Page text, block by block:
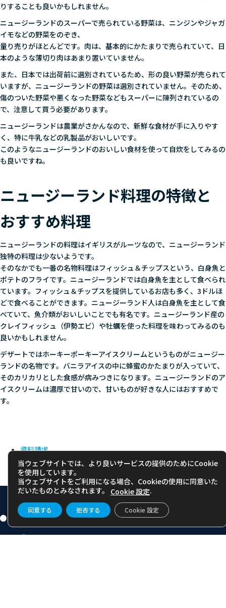
りすることも良いかもしれません。
ニュージーランドのスーパーで売られている野菜は、ニンジンやジャガ
イモなどの野菜をのぞき、
量り売りがほとんどです。肉は、基本的にかたまりで売られていて、日
本のような薄切り肉はあまり置いていません。
また、日本では出荷前に選別されているため、形の良い野菜が売られて
いますが、ニュージーランドの野菜は選別されていません。そのため、
傷のついた野菜や悪くなった野菜などもスーパーに陳列されているの
で、注意して買う必要があります。
ニュージーランドは農業がさかんなので、新鮮な食材が手に入りやす
く、特に牛乳などの乳製品がおいしいです。
このようなニュージーランドのおいしい食材を使って自炊をしてみるの
も良いですね。
ニュージーランド料理の特徴と
おすすめ料理
ニュージーランドの料理はイギリスがルーツなので、ニュージーランド
独特の料理は少ないようです。
そのなかでも一番の名物料理はフィッシュ＆チップスという、白身魚と
ポテトのフライです。ニュージーランドでは白身魚を主として食べられ
ています。フィッシュ＆チップスを提供しているお店も多く、3ドルほ
どで食べることができます。ニュージーランド人は白身魚を主として食
べていて、魚介類がおいしいことでも有名です。ニュージーランド産の
クレイフィッシュ（伊勢エビ）や牡蠣を使った料理を味わってみるのも
良いかもしれません。
デザートではホーキーポーキーアイスクリームというものがニュージー
ランドの名物です。バニラアイスの中に蜂蜜のかたまりが入っていて、
そのカリカリとした食感が病みつきになります。ニュージーランドのア
イスクリームは濃厚で甘いので、甘いものが好きな人にはおすすめで
す。
資料請求
カウンセリングお申込み
メルマガ登録
当ウェブサイトでは、より良いサービスの提供のためにCookie
を使用しています。
当ウェブサイトをご利用になる場合、Cookieの使用に同意いた
だいたものとみなされます。 Cookie 設定.
同意する 拒否する Cookie 設定